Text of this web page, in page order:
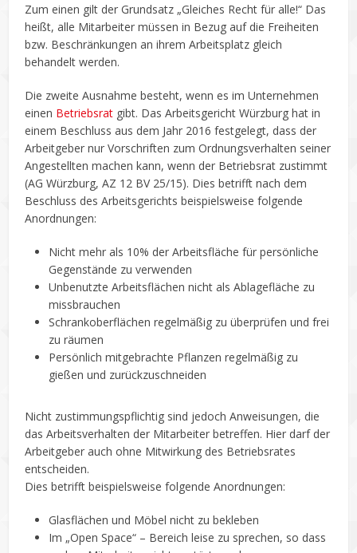
Zum einen gilt der Grundsatz „Gleiches Recht für alle!“ Das
heißt, alle Mitarbeiter müssen in Bezug auf die Freiheiten
bzw. Beschränkungen an ihrem Arbeitsplatz gleich
behandelt werden.
Die zweite Ausnahme besteht, wenn es im Unternehmen
einen Betriebsrat gibt. Das Arbeitsgericht Würzburg hat in
einem Beschluss aus dem Jahr 2016 festgelegt, dass der
Arbeitgeber nur Vorschriften zum Ordnungsverhalten seiner
Angestellten machen kann, wenn der Betriebsrat zustimmt
(AG Würzburg, AZ 12 BV 25/15). Dies betrifft nach dem
Beschluss des Arbeitsgerichts beispielsweise folgende
Anordnungen:
Nicht mehr als 10% der Arbeitsfläche für persönliche
Gegenstände zu verwenden
Unbenutzte Arbeitsflächen nicht als Ablagefläche zu
missbrauchen
Schrankoberflächen regelmäßig zu überprüfen und frei
zu räumen
Persönlich mitgebrachte Pflanzen regelmäßig zu
gießen und zurückzuschneiden
Nicht zustimmungspflichtig sind jedoch Anweisungen, die
das Arbeitsverhalten der Mitarbeiter betreffen. Hier darf der
Arbeitgeber auch ohne Mitwirkung des Betriebsrates
entscheiden.
Dies betrifft beispielsweise folgende Anordnungen:
Glasflächen und Möbel nicht zu bekleben
Im „Open Space“ – Bereich leise zu sprechen, so dass